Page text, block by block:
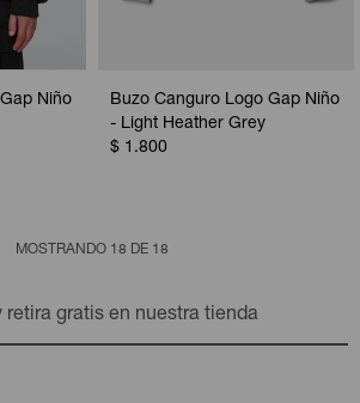
Niño
Buzo Canguro Logo Gap Niño
- Light Heather Grey
$ 1.800
MOSTRANDO 18 DE 18
retira gratis en nuestra tienda